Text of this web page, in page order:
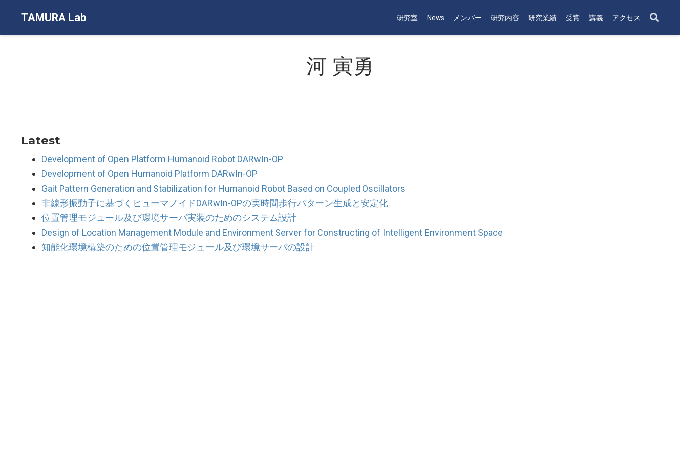
TAMURA Lab 研究室 News メンバー 研究内容 研究業績 受賞 講義 アクセス
河 寅勇
Latest
Development of Open Platform Humanoid Robot DARwIn-OP
Development of Open Humanoid Platform DARwIn-OP
Gait Pattern Generation and Stabilization for Humanoid Robot Based on Coupled Oscillators
非線形振動子に基づくヒューマノイドDARwIn-OPの実時間歩行パターン生成と安定化
位置管理モジュール及び環境サーバ実装のためのシステム設計
Design of Location Management Module and Environment Server for Constructing of Intelligent Environment Space
知能化環境構築のための位置管理モジュール及び環境サーバの設計